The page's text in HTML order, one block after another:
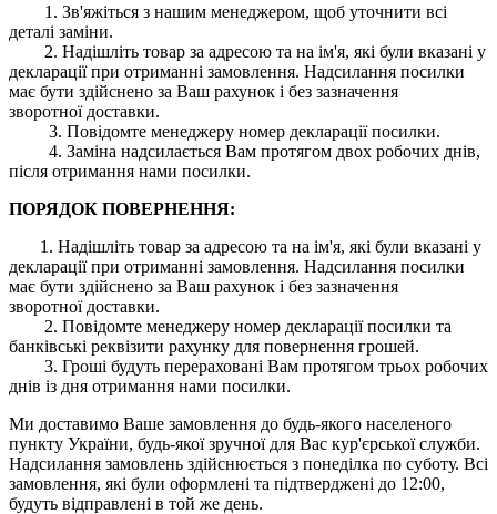
1. Зв'яжіться з нашим менеджером, щоб уточнити всі
деталі заміни.
2. Надішліть товар за адресою та на ім'я, які були вказані у
декларації при отриманні замовлення. Надсилання посилки
має бути здійснено за Ваш рахунок і без зазначення
зворотної доставки.
3. Повідомте менеджеру номер декларації посилки.
4. Заміна надсилається Вам протягом двох робочих днів,
після отримання нами посилки.
ПОРЯДОК ПОВЕРНЕННЯ:
1. Надішліть товар за адресою та на ім'я, які були вказані у
декларації при отриманні замовлення. Надсилання посилки
має бути здійснено за Ваш рахунок і без зазначення
зворотної доставки.
2. Повідомте менеджеру номер декларації посилки та
банківські реквізити рахунку для повернення грошей.
3. Гроші будуть перераховані Вам протягом трьох робочих
днів із дня отримання нами посилки.
Ми доставимо Ваше замовлення до будь-якого населеного
пункту України, будь-якої зручної для Вас кур'єрської служби.
Надсилання замовлень здійснюється з понеділка по суботу. Всі
замовлення, які були оформлені та підтверджені до 12:00,
будуть відправлені в той же день.